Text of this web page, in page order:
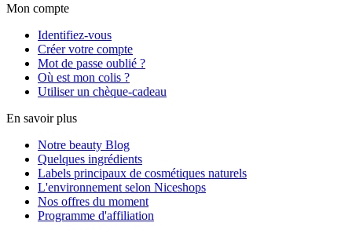
Mon compte
Identifiez-vous
Créer votre compte
Mot de passe oublié ?
Où est mon colis ?
Utiliser un chèque-cadeau
En savoir plus
Notre beauty Blog
Quelques ingrédients
Labels principaux de cosmétiques naturels
L'environnement selon Niceshops
Nos offres du moment
Programme d'affiliation